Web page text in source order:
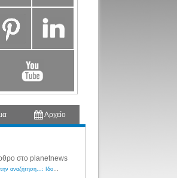
Αρχείο
στο planetnews
Λόγιος Ερμής | Η γνώση ξεκινάει με την αναζήτηση...: Ιδού οι 18 που χρωστούν 11 δις ευρώ!